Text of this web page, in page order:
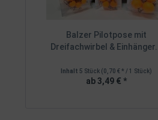
Balzer Pilotpose mit
Dreifachwirbel & Einhänger...
Inhalt 5 Stück (0,70 € * / 1 Stück)
ab 3,49 € *